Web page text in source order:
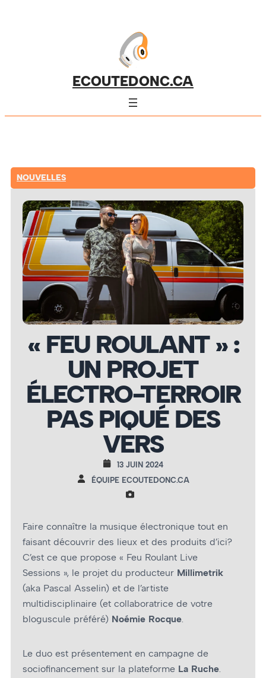
ECOUTEDONC.CA
NOUVELLES
« FEU ROULANT » :
UN PROJET
ÉLECTRO-TERROIR
PAS PIQUÉ DES
VERS
13 JUIN 2024
ÉQUIPE ECOUTEDONC.CA
Faire connaître la musique électronique tout en
faisant découvrir des lieux et des produits d’ici?
C’est ce que propose « Feu Roulant Live
Sessions », le projet du producteur Millimetrik
(aka Pascal Asselin) et de l’artiste
multidisciplinaire (et collaboratrice de votre
bloguscule préféré) Noémie Rocque
Le duo est présentement en campagne de
sociofinancement sur la plateforme La Ruche.